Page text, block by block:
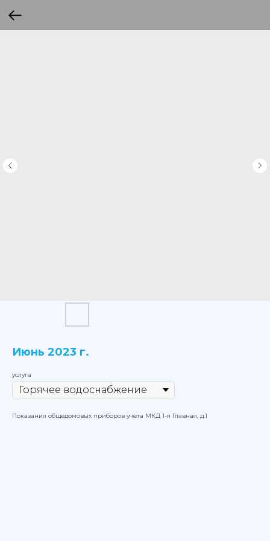
Июнь 2023 г.
услуга
Показания общедомовых приборов учета МКД 1-я Главная, д.1